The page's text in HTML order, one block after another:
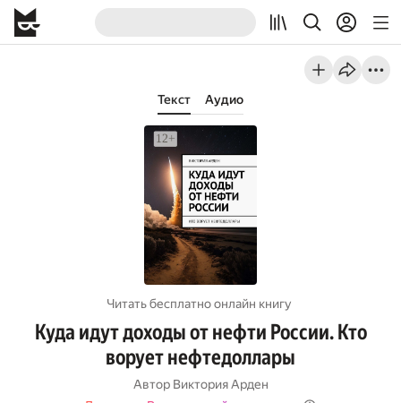
Текст Аудио
Читать бесплатно онлайн книгу
Куда идут доходы от нефти России. Кто
ворует нефтедоллары
Автор Виктория Арден